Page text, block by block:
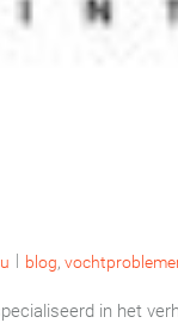
| blog,
in het